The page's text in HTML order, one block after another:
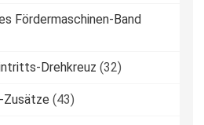
Fördermaschinen-Band
Drehkreuz (32)
Zusätze (43)